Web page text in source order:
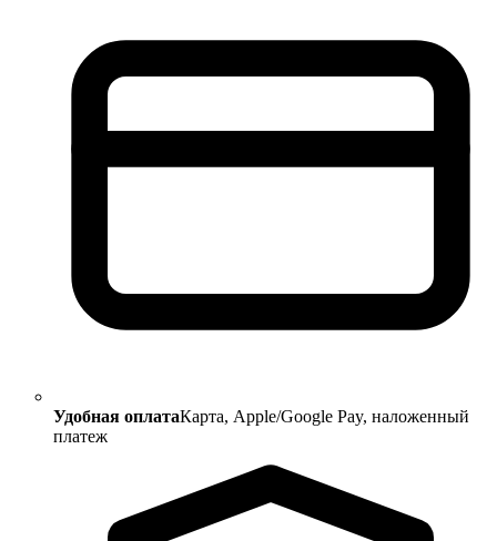
Удобная оплатаКарта, Apple/Google Pay, наложенный
платеж